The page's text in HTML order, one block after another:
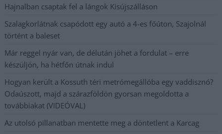
Hajnalban csaptak fel a lángok Kisújszálláson
Szalagkorlátnak csapódott egy autó a 4-es főúton, Szajolnál
történt a baleset
Már reggel nyár van, de délután jöhet a fordulat – erre
készüljön, ha hétfőn útnak indul
Hogyan került a Kossuth téri metrómegállóba egy vaddisznó?
Odaúszott, majd a szárazföldön gyorsan megoldotta a
továbbiakat (VIDEÓVAL)
Az utolsó pillanatban mentette meg a döntetlent a Karcag